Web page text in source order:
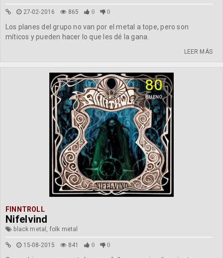
27-02-2016 865 0 0
Los planes del grupo no van por el metal a tope, pero son
míticos y pueden hacer lo que les dé la gana.
LEER MÁS
80
BUENO
FINNTROLL
Nifelvind
black metal, folk metal
15-08-2015 841 0 0